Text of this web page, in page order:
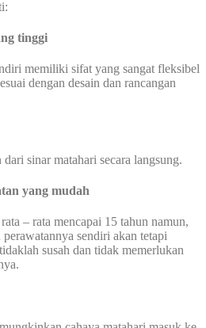
tinggi
memiliki sifat yang sangat fleksibel
dengan desain dan rancangan
sinar matahari secara langsung.
yang mudah
– rata mencapai 15 tahun namun,
sendiri akan tetapi
susah dan tidak memerlukan